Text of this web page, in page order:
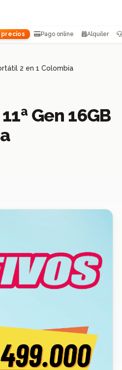
Pago online Alquiler
2 en 1 Colombia
Gen 16GB